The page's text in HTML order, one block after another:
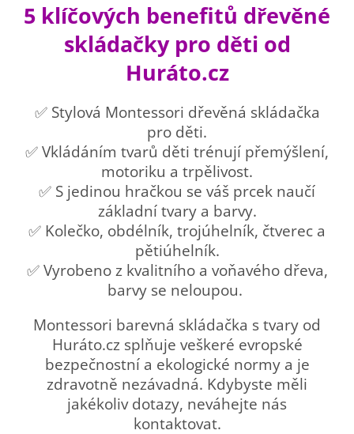
5 klíčových benefitů dřevěné
skládačky pro děti od
Huráto.cz
✅ Stylová Montessori dřevěná skládačka
pro děti.
✅ Vkládáním tvarů děti trénují přemýšlení,
motoriku a trpělivost.
✅ S jedinou hračkou se váš prcek naučí
základní tvary a barvy.
✅ Kolečko, obdélník, trojúhelník, čtverec a
pětiúhelník.
✅ Vyrobeno z kvalitního a voňavého dřeva,
barvy se neloupou.
Montessori barevná skládačka s tvary od
Huráto.cz splňuje veškeré evropské
bezpečnostní a ekologické normy a je
zdravotně nezávadná. Kdybyste měli
jakékoliv dotazy, neváhejte nás
kontaktovat.